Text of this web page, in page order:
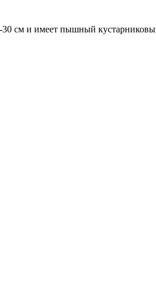
30 см и имеет пышный